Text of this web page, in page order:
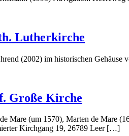
Lutherkirche
(2002) im historischen
Große Kirche
Mare (um 1570), Marten de Mare
Kirchgang 19, 26789 Leer […]